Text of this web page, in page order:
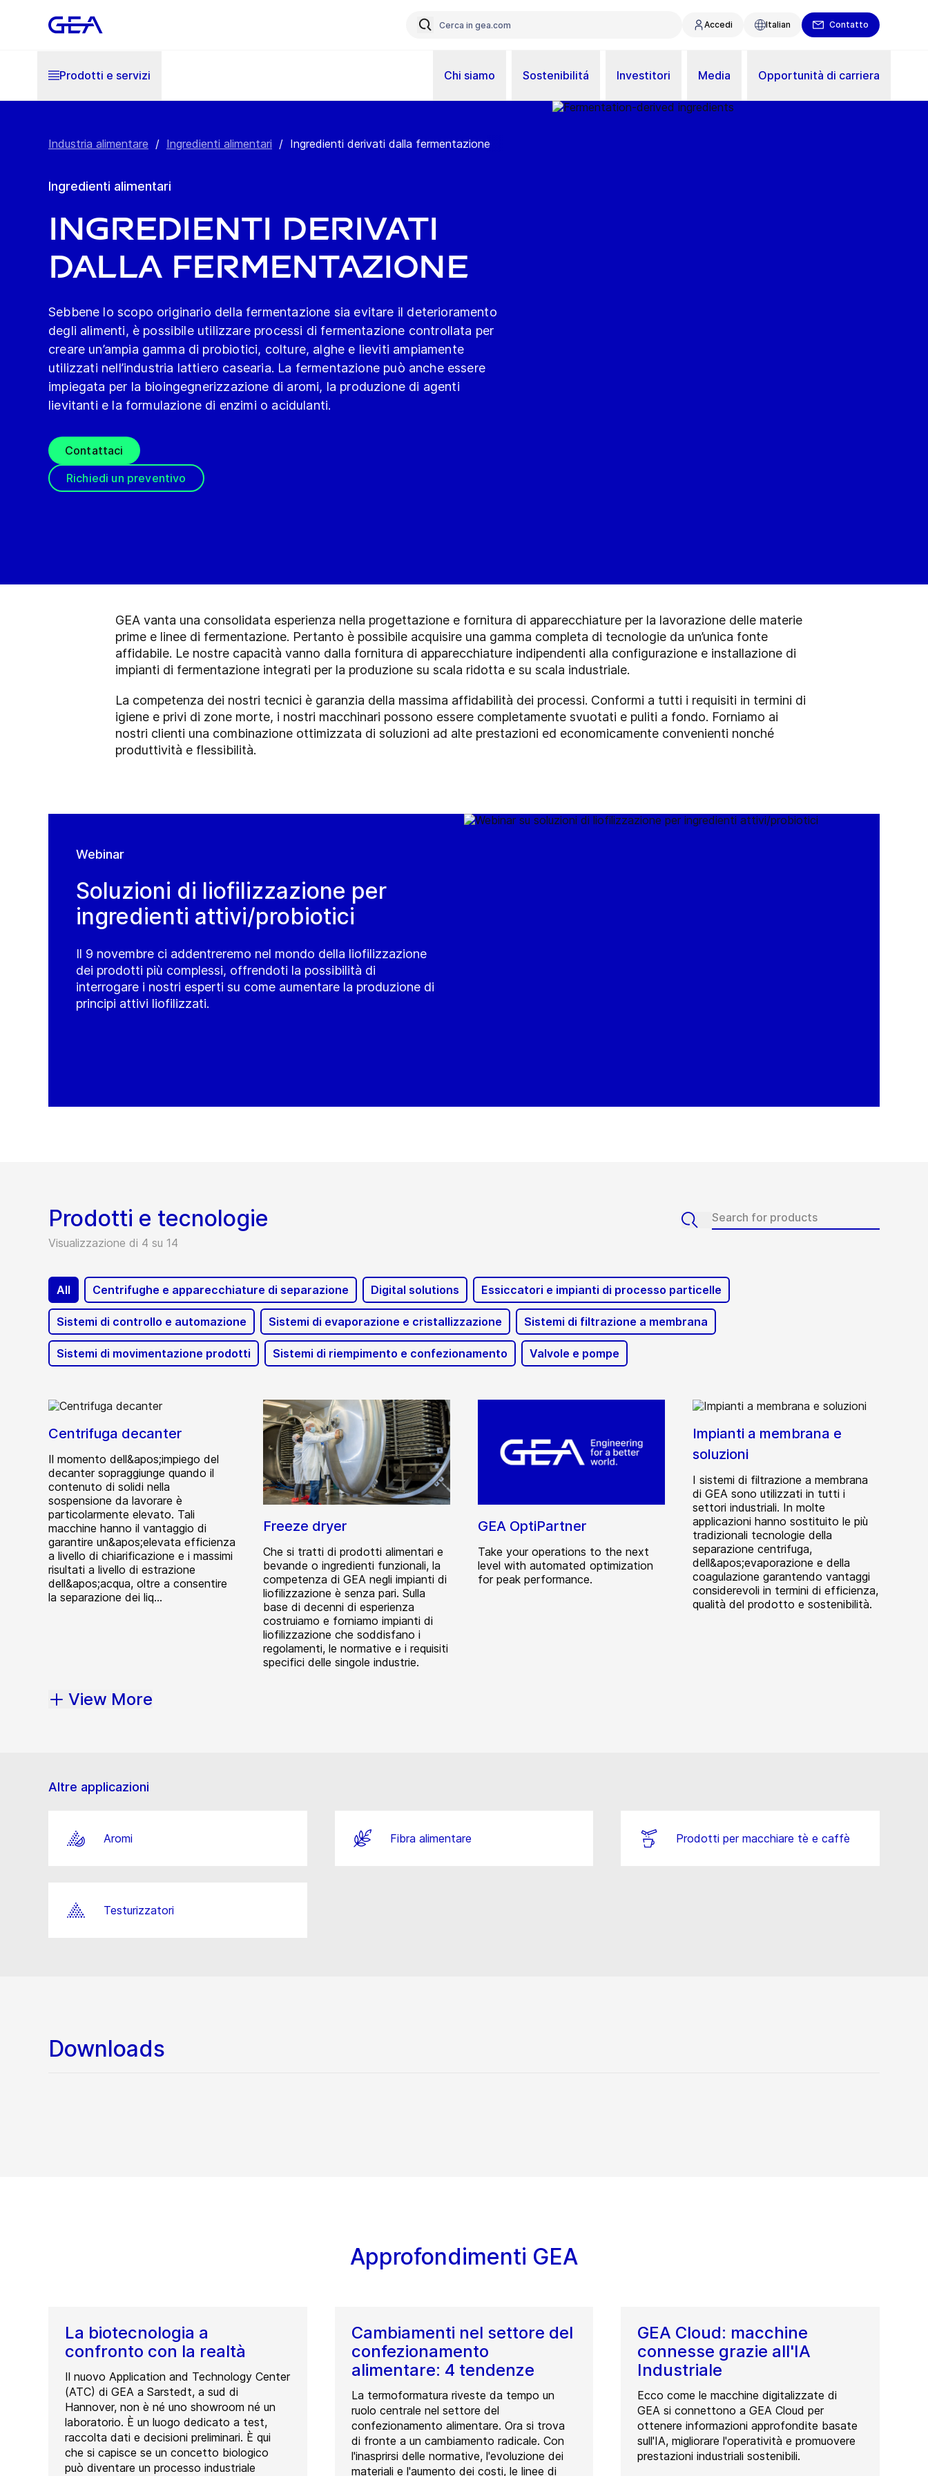
Accedi Italian Contatto
Prodotti e servizi Chi siamo Sostenibilitá Investitori Media Opportunità di carriera
Industria alimentare / Ingredienti alimentari / Ingredienti derivati dalla fermentazione
Ingredienti alimentari
Ingredienti derivati
dalla fermentazione
Sebbene lo scopo originario della fermentazione sia evitare il deterioramento
degli alimenti, è possibile utilizzare processi di fermentazione controllata per
creare un’ampia gamma di probiotici, colture, alghe e lieviti ampiamente
utilizzati nell’industria lattiero casearia. La fermentazione può anche essere
impiegata per la bioingegnerizzazione di aromi, la produzione di agenti
lievitanti e la formulazione di enzimi o acidulanti.
Contattaci
Richiedi un preventivo
GEA vanta una consolidata esperienza nella progettazione e fornitura di apparecchiature per la lavorazione delle materie
prime e linee di fermentazione. Pertanto è possibile acquisire una gamma completa di tecnologie da un’unica fonte
affidabile. Le nostre capacità vanno dalla fornitura di apparecchiature indipendenti alla configurazione e installazione di
impianti di fermentazione integrati per la produzione su scala ridotta e su scala industriale.
La competenza dei nostri tecnici è garanzia della massima affidabilità dei processi. Conformi a tutti i requisiti in termini di
igiene e privi di zone morte, i nostri macchinari possono essere completamente svuotati e puliti a fondo. Forniamo ai
nostri clienti una combinazione ottimizzata di soluzioni ad alte prestazioni ed economicamente convenienti nonché
produttività e flessibilità.
Webinar
Soluzioni di liofilizzazione per
ingredienti attivi/probiotici
Il 9 novembre ci addentreremo nel mondo della liofilizzazione
dei prodotti più complessi, offrendoti la possibilità di
interrogare i nostri esperti su come aumentare la produzione di
principi attivi liofilizzati.
Prodotti e tecnologie
Visualizzazione di 4 su 14
All Centrifughe e apparecchiature di separazione Digital solutions Essiccatori e impianti di processo particelle
Sistemi di controllo e automazione Sistemi di evaporazione e cristallizzazione Sistemi di filtrazione a membrana
Sistemi di movimentazione prodotti Sistemi di riempimento e confezionamento Valvole e pompe
Centrifuga decanter
Il momento dell&apos;impiego del
decanter sopraggiunge quando il
contenuto di solidi nella
sospensione da lavorare è
particolarmente elevato. Tali
macchine hanno il vantaggio di
garantire un&apos;elevata efficienza
a livello di chiarificazione e i massimi
risultati a livello di estrazione
dell&apos;acqua, oltre a consentire
la separazione dei liq...
Freeze dryer
Che si tratti di prodotti alimentari e
bevande o ingredienti funzionali, la
competenza di GEA negli impianti di
liofilizzazione è senza pari. Sulla
base di decenni di esperienza
costruiamo e forniamo impianti di
liofilizzazione che soddisfano i
regolamenti, le normative e i requisiti
specifici delle singole industrie.
GEA OptiPartner
Take your operations to the next
level with automated optimization
for peak performance.
Impianti a membrana e
soluzioni
I sistemi di filtrazione a membrana
di GEA sono utilizzati in tutti i
settori industriali. In molte
applicazioni hanno sostituito le più
tradizionali tecnologie della
separazione centrifuga,
dell&apos;evaporazione e della
coagulazione garantendo vantaggi
considerevoli in termini di efficienza,
qualità del prodotto e sostenibilità.
View More
Altre applicazioni
Aromi Fibra alimentare Prodotti per macchiare tè e caffè
Testurizzatori
Downloads
Approfondimenti GEA
La biotecnologia a
confronto con la realtà
Il nuovo Application and Technology Center
(ATC) di GEA a Sarstedt, a sud di
Hannover, non è né uno showroom né un
laboratorio. È un luogo dedicato a test,
raccolta dati e decisioni preliminari. È qui
che si capisce se un concetto biologico
può diventare un processo industriale
Cambiamenti nel settore del
confezionamento
alimentare: 4 tendenze
La termoformatura riveste da tempo un
ruolo centrale nel settore del
confezionamento alimentare. Ora si trova
di fronte a un cambiamento radicale. Con
l'inasprirsi delle normative, l'evoluzione dei
materiali e l'aumento dei costi, le linee di
GEA Cloud: macchine
connesse grazie all'IA
Industriale
Ecco come le macchine digitalizzate di
GEA si connettono a GEA Cloud per
ottenere informazioni approfondite basate
sull'IA, migliorare l'operatività e promuovere
prestazioni industriali sostenibili.